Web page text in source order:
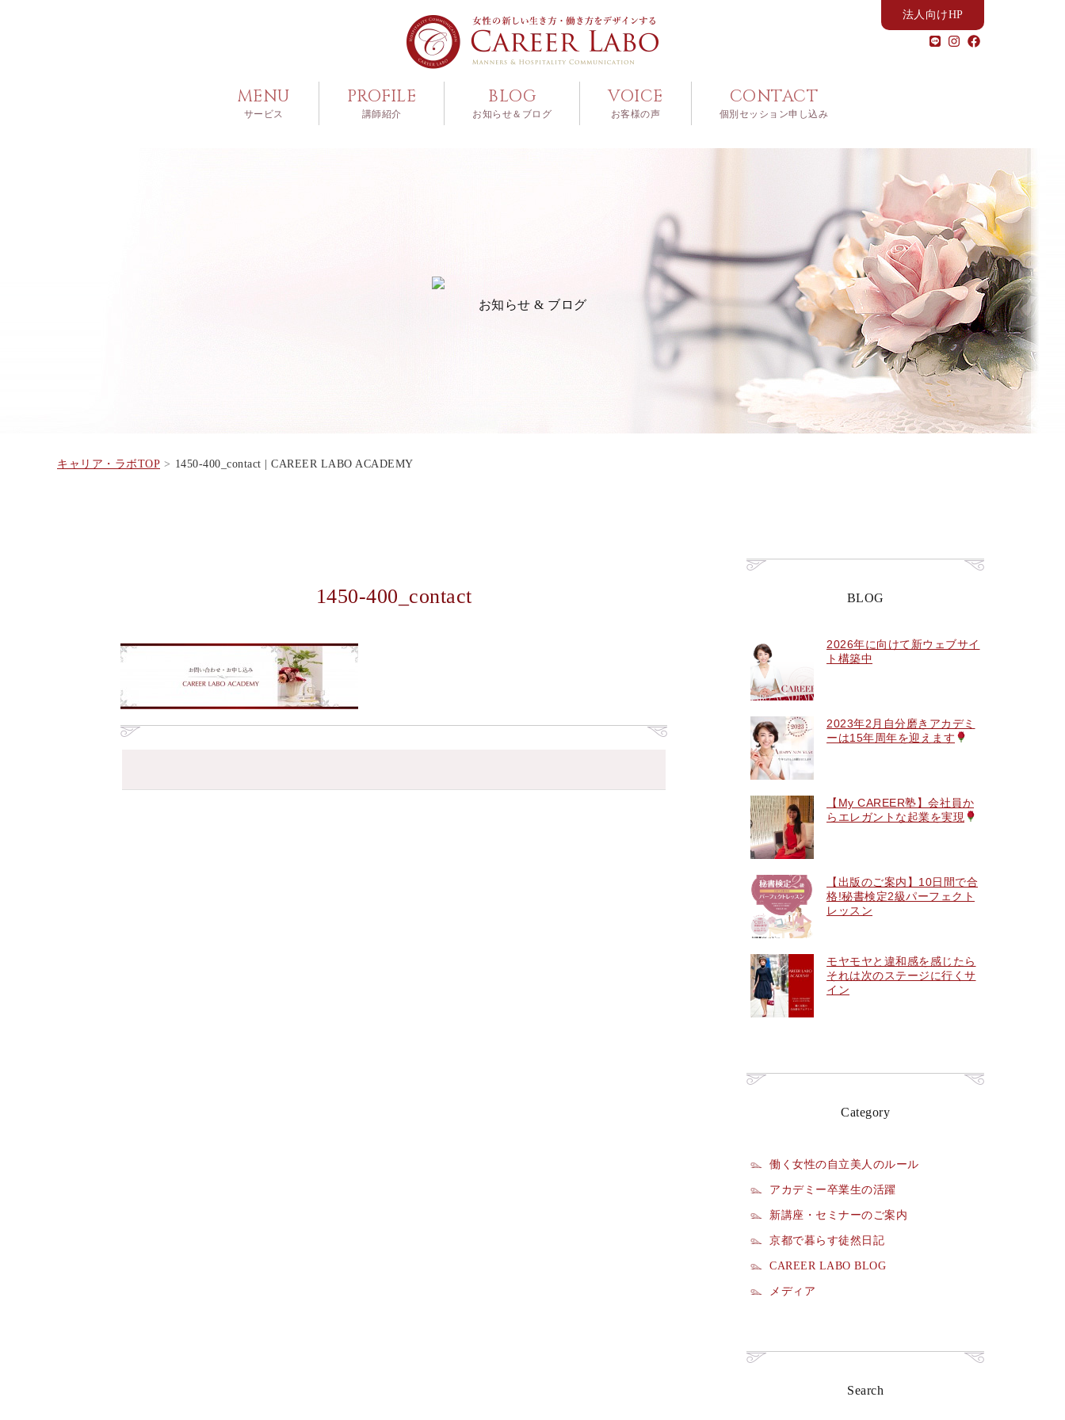
法人向けHP
MENU
サービス
PROFILE
講師紹介
BLOG
お知らせ＆ブログ
VOICE
お客様の声
CONTACT
個別セッション申し込み
お知らせ & ブログ
キャリア・ラボTOP 1450-400_contact | CAREER LABO ACADEMY
1450-400_contact BLOG
2026年に向けて新ウェブサイ
ト構築中
2023年2月自分磨きアカデミ
ーは15年周年を迎えます
【My CAREER塾】会社員か
らエレガントな起業を実現
【出版のご案内】10日間で合
格!秘書検定2級パーフェクト
レッスン
モヤモヤと違和感を感じたら
それは次のステージに行くサ
イン
Category
働く女性の自立美人のルール
アカデミー卒業生の活躍
新講座・セミナーのご案内
京都で暮らす徒然日記
CAREER LABO BLOG
メディア
Search